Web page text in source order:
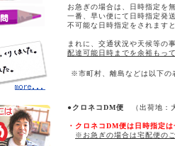
お急ぎの場合は、日時指定を
一番、早い便にて日時指定発
不可能な日時指定をされます
まれに、交通状況や天候等の
配達可能日時までを余裕もっ
※市町村、離島などは以下の
●クロネコDM便 （出荷地：
・クロネコDM便は日時指定
※お急ぎの場合は宅配便の